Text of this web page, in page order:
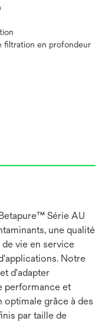
filtration en profondeur
Série AU
une qualité
vie en service
Notre
d'adapter
performance et
grâce à des
par taille de